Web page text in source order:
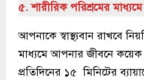
৫. শারীরিক পরিশ্রমের
আপনাকে স্বাস্থ্যবান রাখবে
মাধ্যমে আপনার জীবনে
প্রতিদিনের ১৫ মিনিটের